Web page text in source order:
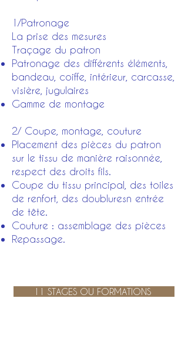
1/Patronage
La prise des mesures
Traçage du patron
Patronage des différents éléments,
bandeau, coiffe, intérieur, carcasse,
visière, jugulaires
Gamme de montage
2/ Coupe, montage, couture
Placement des pièces du patron
sur le tissu de manière raisonnée,
respect des droits fils.
Coupe du tissu principal, des toiles
de renfort, des doubluresn entrée
de tête.
Couture : assemblage des pièces
Repassage.
11 STAGES OU FORMATIONS